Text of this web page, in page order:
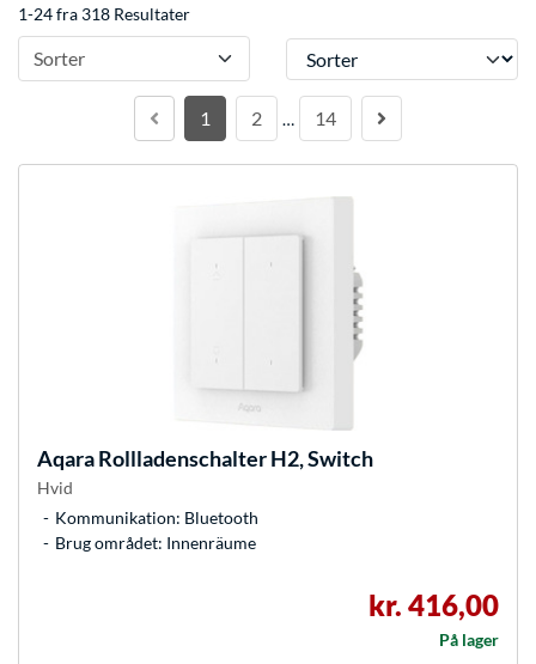
1-24 fra 318 Resultater
Sorter Sorter
1 2 … 14
AqaraRollladenschalter H2, Switch
Hvid
Kommunikation: Bluetooth
Brug området: Innenräume
kr. 416,00
På lager